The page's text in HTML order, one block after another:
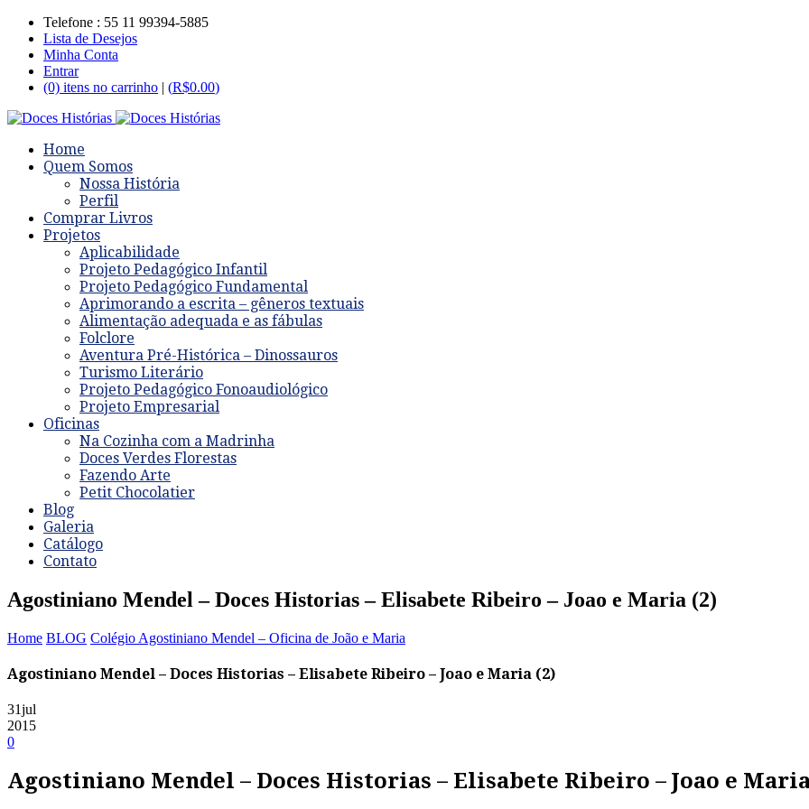
Telefone : 55 11 99394-5885
Lista de Desejos
Minha Conta
Entrar
(0) itens no carrinho | (R$0.00)
Home
Quem Somos
Nossa História
Perfil
Comprar Livros
Projetos
Aplicabilidade
Projeto Pedagógico Infantil
Projeto Pedagógico Fundamental
Aprimorando a escrita – gêneros textuais
Alimentação adequada e as fábulas
Folclore
Aventura Pré-Histórica – Dinossauros
Turismo Literário
Projeto Pedagógico Fonoaudiológico
Projeto Empresarial
Oficinas
Na Cozinha com a Madrinha
Doces Verdes Florestas
Fazendo Arte
Petit Chocolatier
Blog
Galeria
Catálogo
Contato
Agostiniano Mendel – Doces Historias – Elisabete Ribeiro – Joao e Maria (2)
Home BLOG Colégio Agostiniano Mendel – Oficina de João e Maria
Agostiniano Mendel – Doces Historias – Elisabete Ribeiro – Joao e Maria (2)
31jul
2015
0
Agostiniano Mendel – Doces Historias – Elisabete Ribeiro – Joao e